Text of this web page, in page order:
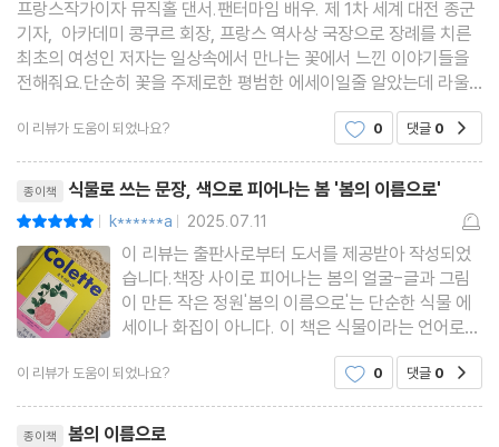
프랑스작가이자 뮤직홀 댄서.팬터마임 배우. 제 1차 세계 대전 종군
기자, 아카데미 콩쿠르 회장, 프랑스 역사상 국장으로 장례를 치른
최초의 여성인 저자는 일상속에서 만나는 꽃에서 느낀 이야기들을
전해줘요.단순히 꽃을 주제로한 평범한 에세이일줄 알았는데 라울
뒤피의 예쁜 꽃 삽화가 함께하니 예쁜 화보집이자 인생 스토리가 담
긴 소장하고싶은 책이에요.그들이 살아온 시대가
이 리뷰가 도움이 되었나요? 0 댓글 0
종이책 식물로 쓰는 문장, 색으로 피어나는 봄 '봄의 이름으로'
| k******a | 2025.07.11
이 리뷰는 출판사로부터 도서를 제공받아 작성되었
습니다.책장 사이로 피어나는 봄의 얼굴-글과 그림
이 만든 작은 정원'봄의 이름으로'는 단순한 식물 에
세이나 화집이 아니다. 이 책은 식물이라는 언어로
쓰인 인생의 짧은 기록이며, 동시에 예술가의 시선으
로 풀어낸 계절의 감각이다.시도니 가브리엘 콜레트
가 남긴 문장 하나하나에는 오랜 관찰과 생에 대한
애정이 담겨 있고, 라울
이 리뷰가 도움이 되었나요? 0 댓글 0
종이책 봄의 이름으로